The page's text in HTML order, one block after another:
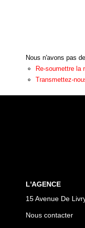
Nous n'avons pas
Re-soumettre la
Transmettez-
L'AGENCE
15 Avenue De
Nous contacter